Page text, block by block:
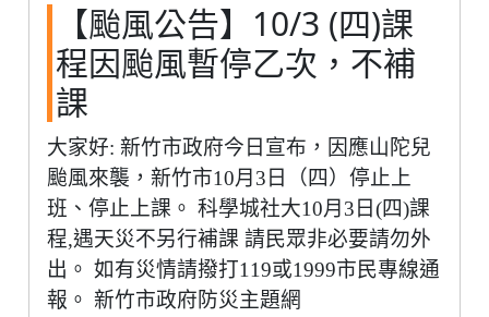
【颱風公告】10/3 (四)課
程因颱風暫停乙次，不補
課
大家好: 新竹市政府今日宣布，因應山陀兒
颱風來襲，新竹市10月3日（四）停止上
班、停止上課。 科學城社大10月3日(四)課
程,遇天災不另行補課 請民眾非必要請勿外
出。 如有災情請撥打119或1999市民專線通
報。 新竹市政府防災主題網